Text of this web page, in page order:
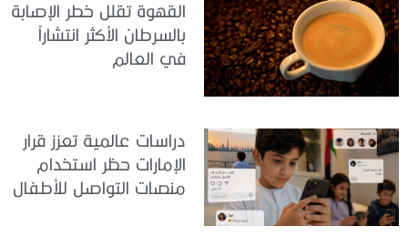
القهوة تقلل خطر الإصابة
بالسرطان الأكثر انتشاراً
في العالم
دراسات عالمية تعزز قرار
الإمارات حظر استخدام
منصات التواصل للأطفال